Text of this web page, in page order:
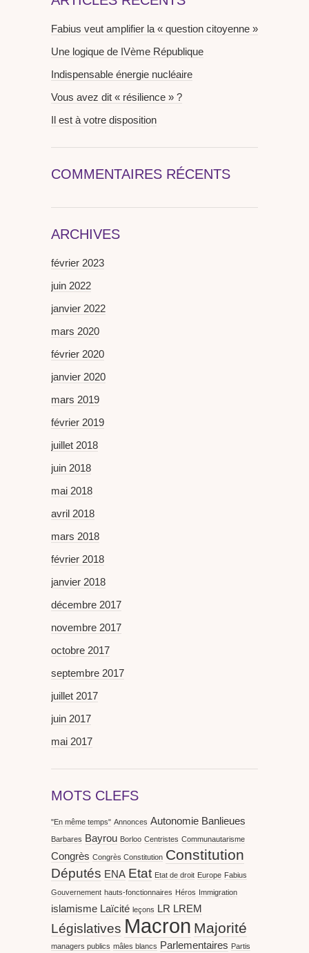
Fabius veut amplifier la « question citoyenne »
Une logique de IVème République
Indispensable énergie nucléaire
Vous avez dit « résilience » ?
Il est à votre disposition
COMMENTAIRES RÉCENTS
ARCHIVES
février 2023
juin 2022
janvier 2022
mars 2020
février 2020
janvier 2020
mars 2019
février 2019
juillet 2018
juin 2018
mai 2018
avril 2018
mars 2018
février 2018
janvier 2018
décembre 2017
novembre 2017
octobre 2017
septembre 2017
juillet 2017
juin 2017
mai 2017
MOTS CLEFS
"En même temps" Annonces Autonomie Banlieues
Barbares Bayrou Borloo Centristes Communautarisme
Congrès Congrès Constitution Constitution
Députés ENA Etat Etat de droit Europe Fabius
Gouvernement hauts-fonctionnaires Héros Immigration
islamisme Laïcité leçons LR LREM
Législatives Macron Majorité
managers publics mâles blancs Parlementaires Partis